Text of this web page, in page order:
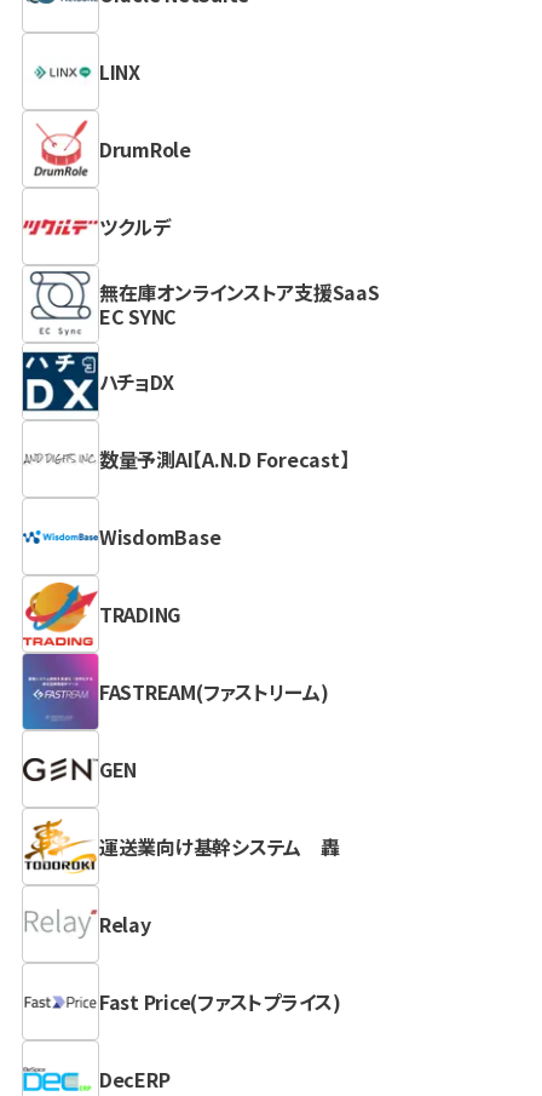
LINX
DrumRole
ツクルデ
無在庫オンラインストア支援SaaS
EC SYNC
ハチョDX
数量予測AI【A.N.D Forecast】
WisdomBase
TRADING
FASTREAM(ファストリーム)
GEN
運送業向け基幹システム 轟
Relay
Fast Price(ファストプライス)
DecERP